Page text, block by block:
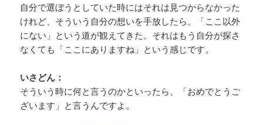
自分で選ぼうとしていた時にはそれは見つからなかった
けれど、そういう自分の想いを手放したら、「ここ以外
にない」という道が観えてきた。それはもう自分が探さ
なくても「ここにありますね」という感じです。
いさどん：
そういう時に何と言うのかといったら、「おめでとうご
ざいます」と言うんですよ。